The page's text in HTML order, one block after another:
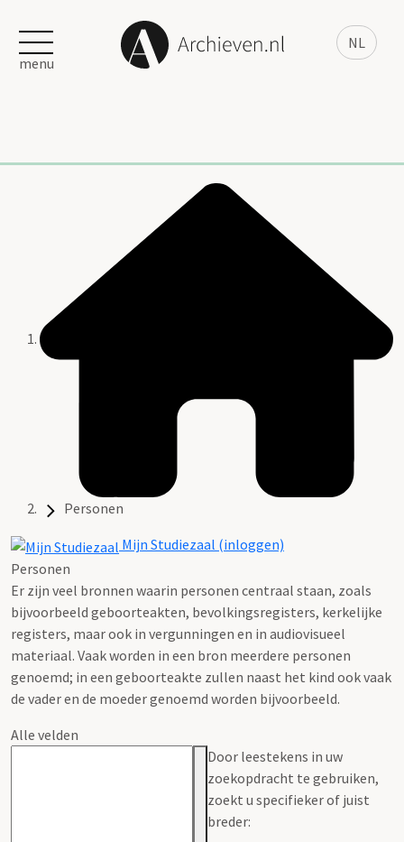
NL
menu
Personen
Mijn Studiezaal (inloggen)
Personen
Er zijn veel bronnen waarin personen centraal staan, zoals
bijvoorbeeld geboorteakten, bevolkingsregisters, kerkelijke
registers, maar ook in vergunningen en in audiovisueel
materiaal. Vaak worden in een bron meerdere personen
genoemd; in een geboorteakte zullen naast het kind ook vaak
de vader en de moeder genoemd worden bijvoorbeeld.
Alle velden
Door leestekens in uw
zoekopdracht te gebruiken,
zoekt u specifieker of juist
breder: